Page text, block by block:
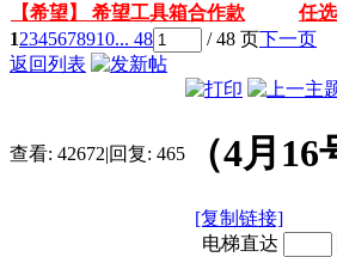
【希望】 希望工具箱合作款
任
12345678910... 48 / 48 页下一页
返回列表
查看: 42672|回复: 465 （4月
[复制链接]
电梯直达